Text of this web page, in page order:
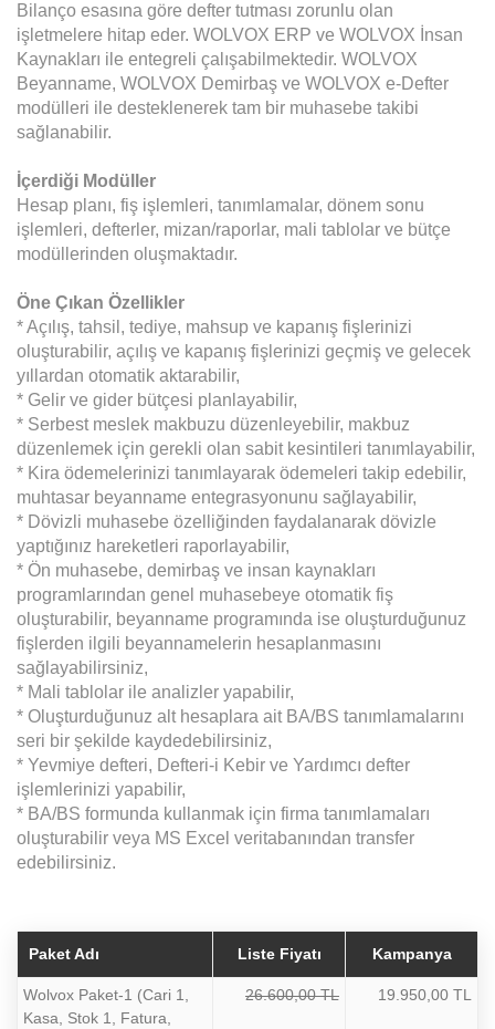
Bilanço esasına göre defter tutması zorunlu olan
işletmelere hitap eder. WOLVOX ERP ve WOLVOX İnsan
Kaynakları ile entegreli çalışabilmektedir. WOLVOX
Beyanname, WOLVOX Demirbaş ve WOLVOX e-Defter
modülleri ile desteklenerek tam bir muhasebe takibi
sağlanabilir.
İçerdiği Modüller
Hesap planı, fiş işlemleri, tanımlamalar, dönem sonu
işlemleri, defterler, mizan/raporlar, mali tablolar ve bütçe
modüllerinden oluşmaktadır.
Öne Çıkan Özellikler
* Açılış, tahsil, tediye, mahsup ve kapanış fişlerinizi
oluşturabilir, açılış ve kapanış fişlerinizi geçmiş ve gelecek
yıllardan otomatik aktarabilir,
* Gelir ve gider bütçesi planlayabilir,
* Serbest meslek makbuzu düzenleyebilir, makbuz
düzenlemek için gerekli olan sabit kesintileri tanımlayabilir,
* Kira ödemelerinizi tanımlayarak ödemeleri takip edebilir,
muhtasar beyanname entegrasyonunu sağlayabilir,
* Dövizli muhasebe özelliğinden faydalanarak dövizle
yaptığınız hareketleri raporlayabilir,
* Ön muhasebe, demirbaş ve insan kaynakları
programlarından genel muhasebeye otomatik fiş
oluşturabilir, beyanname programında ise oluşturduğunuz
fişlerden ilgili beyannamelerin hesaplanmasını
sağlayabilirsiniz,
* Mali tablolar ile analizler yapabilir,
* Oluşturduğunuz alt hesaplara ait BA/BS tanımlamalarını
seri bir şekilde kaydedebilirsiniz,
* Yevmiye defteri, Defteri-i Kebir ve Yardımcı defter
işlemlerinizi yapabilir,
* BA/BS formunda kullanmak için firma tanımlamaları
oluşturabilir veya MS Excel veritabanından transfer
edebilirsiniz.
Paket Adı Liste Fiyatı Kampanya
Wolvox Paket-1 (Cari 1,
Kasa, Stok 1, Fatura,
26.600,00 TL 19.950,00 TL